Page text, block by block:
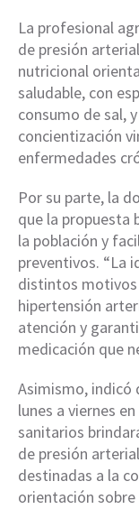
La profesional
de presión
nutricional
saludable, con
consumo de sal,
concientización
enfermedades
Por su parte, la
que la propuesta
la población y
preventivos. “La
distintos motivos
hipertensión
atención y
medicación que
Asimismo, indicó
lunes a viernes
sanitarios
de presión
destinadas a la
orientación